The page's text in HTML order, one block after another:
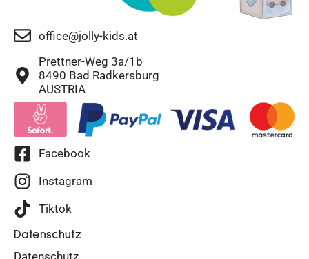
office@jolly-kids.at
Prettner-Weg 3a/1b
8490 Bad Radkersburg
AUSTRIA
Facebook
Instagram
Tiktok
Datenschutz
Datenschutz